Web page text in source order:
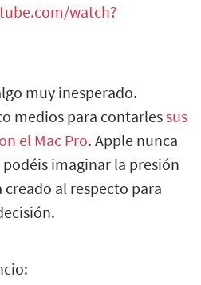
watch?
muy inesperado.
medios para contarlessus
el Mac Pro. Apple nunca
podéis imaginar la presión
creado al respecto para